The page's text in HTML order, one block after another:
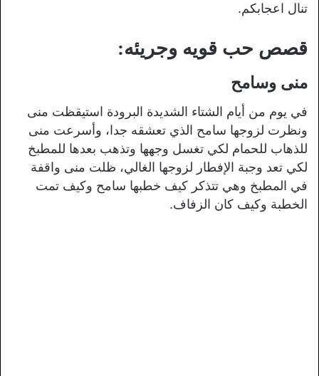
تنال اعجابكم.
قصص حب قويه وجريئه:
منى وسامح
في يوم من أيام الشتاء الشديدة البرودة استيقظت منى
ونظرت لزوجها سامح الذي تعشقه جدا، وأسرعت منى
للذهاب للحمام لكي تغسل وجهها وتذهب بعدها للمطبخ
لكي تعد وجبة الإفطار لزوجها الغالي، ظلت منى واقفة
في المطبخ وهي تتذكر كيف خطبها سامح وكيف تمت
الخطبة وكيف كان الزفاف.